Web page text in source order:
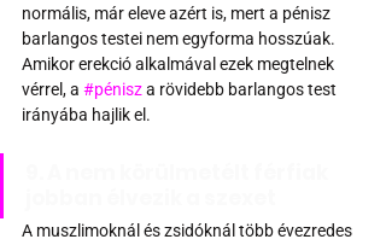
normális, már eleve azért is, mert a pénisz
barlangos testei nem egyforma hosszúak.
Amikor erekció alkalmával ezek megtelnek
vérrel, a #pénisz a rövidebb barlangos test
irányába hajlik el.
A muszlimoknál és zsidóknál több évezredes